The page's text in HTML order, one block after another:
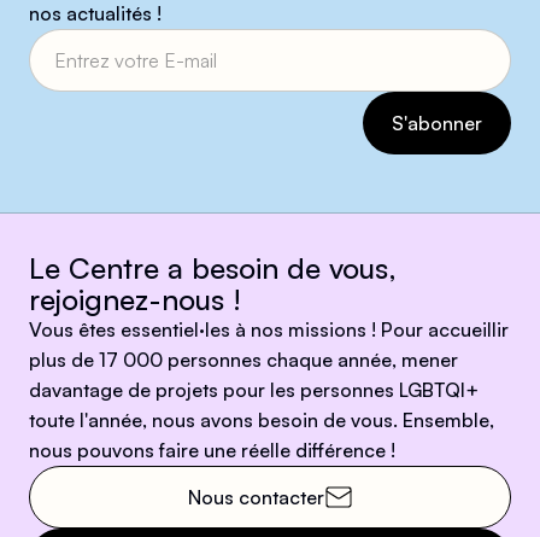
nos actualités !
Le Centre a besoin de vous,
rejoignez-nous !
Vous êtes essentiel·les à nos missions ! Pour accueillir
plus de 17 000 personnes chaque année, mener
davantage de projets pour les personnes LGBTQI+
toute l'année, nous avons besoin de vous. Ensemble,
nous pouvons faire une réelle différence !
Nous contacter